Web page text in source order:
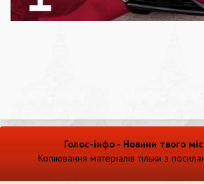
Голос-інфо - Новини твого
Копіювання матеріалів тільки з